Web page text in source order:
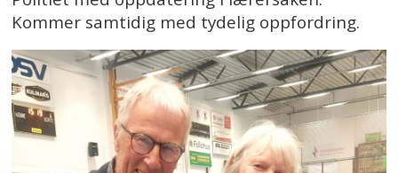
Kommer samtidig med tydelig oppfordring.